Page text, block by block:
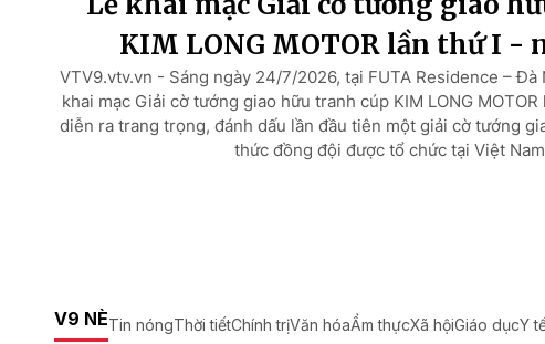
KIM LONG MOTOR lần thứ I -
VTV9.vtv.vn - Sáng ngày 24/7/2026, tại FUTA Residence – Đà
khai mạc Giải cờ tướng giao hữu tranh cúp KIM LONG
diễn ra trang trọng, đánh dấu lần đầu tiên một giải cờ tướng
thức đồng đội được tổ chức tại Việt
V9 NÈTin nóngThời tiếtChính trịVăn hóaẨm thựcXã hộiGiáo dụcY